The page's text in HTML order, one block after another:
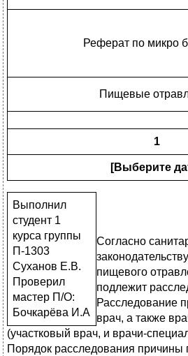
Реферат по микро
Пищевые
1
[Выберите
Выполнил
студент 1
курса группы
П-1303
Суханов Е.В.
Проверил
мастер П/О:
Бочкарёва И.А
Согласно
пищевого
подлежит
Расследование
врач, а также
(участковый врач, и врачи-
Порядок расследования причины